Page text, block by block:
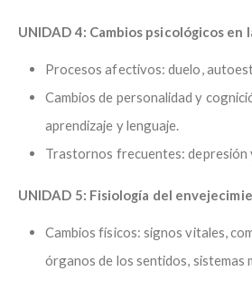
UNIDAD 4: Cambios psicológicos en
Procesos afectivos: duelo,
Cambios de personalidad y
aprendizaje y lenguaje.
Trastornos frecuentes: depresión
UNIDAD 5: Fisiología del
Cambios físicos: signos vitales,
órganos de los sentidos, sistemas